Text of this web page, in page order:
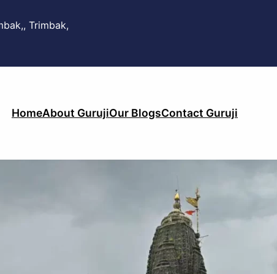
Trimbak,
HomeAbout GurujiOur BlogsContact Guruji